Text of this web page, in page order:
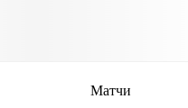
Матчи